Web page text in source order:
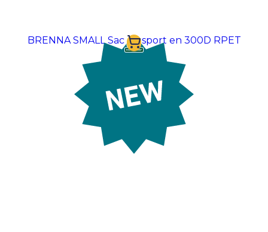
BRENNA SMALL Sac de sport en 300D RPET